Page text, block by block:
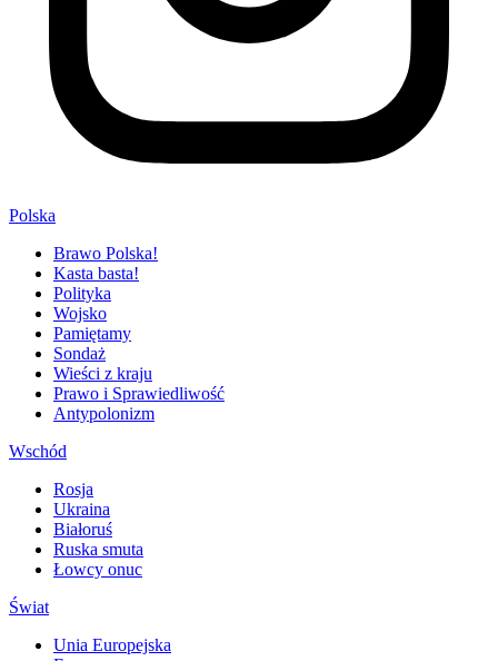
Polska
Brawo Polska!
Kasta basta!
Polityka
Wojsko
Pamiętamy
Sondaż
Wieści z kraju
Prawo i Sprawiedliwość
Antypolonizm
Wschód
Rosja
Ukraina
Białoruś
Ruska smuta
Łowcy onuc
Świat
Unia Europejska